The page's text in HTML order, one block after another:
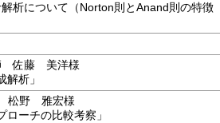
析について（Norton則とAnand則の特徴
佐藤 美洋様
解析」
松野 雅宏様
ローチの比較考察」